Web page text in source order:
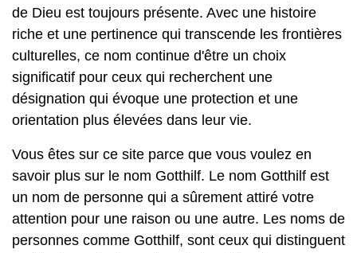
de Dieu est toujours présente. Avec une histoire
riche et une pertinence qui transcende les frontières
culturelles, ce nom continue d'être un choix
significatif pour ceux qui recherchent une
désignation qui évoque une protection et une
orientation plus élevées dans leur vie.
Vous êtes sur ce site parce que vous voulez en
savoir plus sur le nom Gotthilf. Le nom Gotthilf est
un nom de personne qui a sûrement attiré votre
attention pour une raison ou une autre. Les noms de
personnes comme Gotthilf, sont ceux qui distinguent